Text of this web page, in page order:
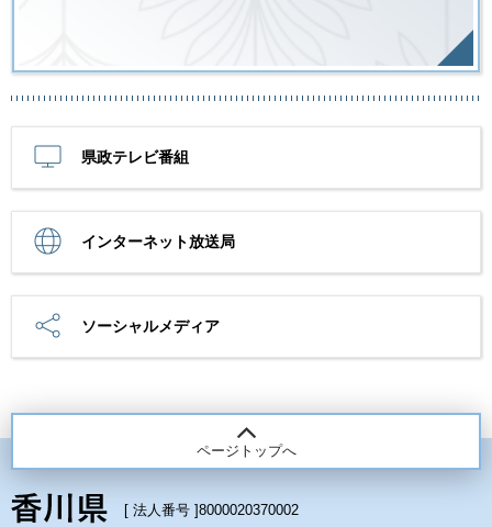
県政テレビ番組
インターネット放送局
ソーシャルメディア
ページトップへ
[ 法人番号 ]8000020370002